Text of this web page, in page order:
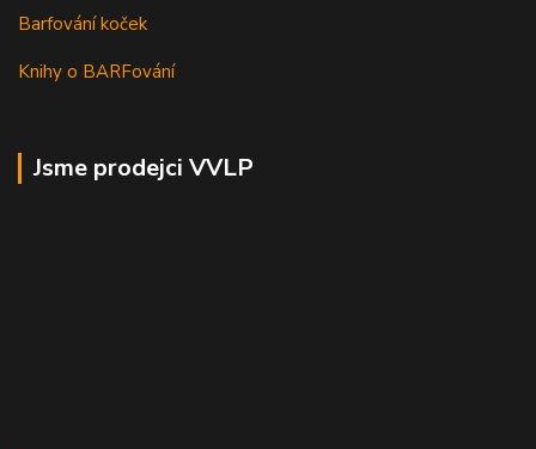
Barfování koček
Knihy o BARFování
Jsme prodejci VVLP